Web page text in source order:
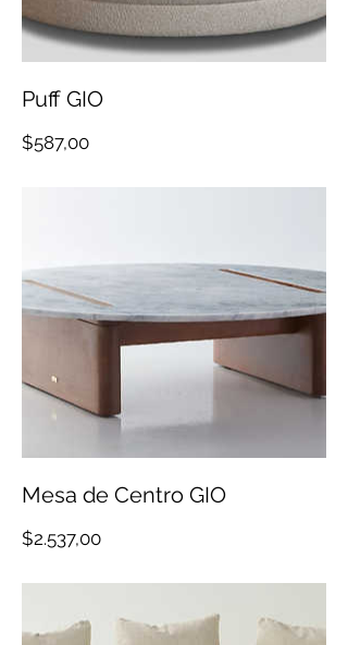
Puff GIO
$587,00Precio
Mesa de Centro GIO
$2.537,00Precio